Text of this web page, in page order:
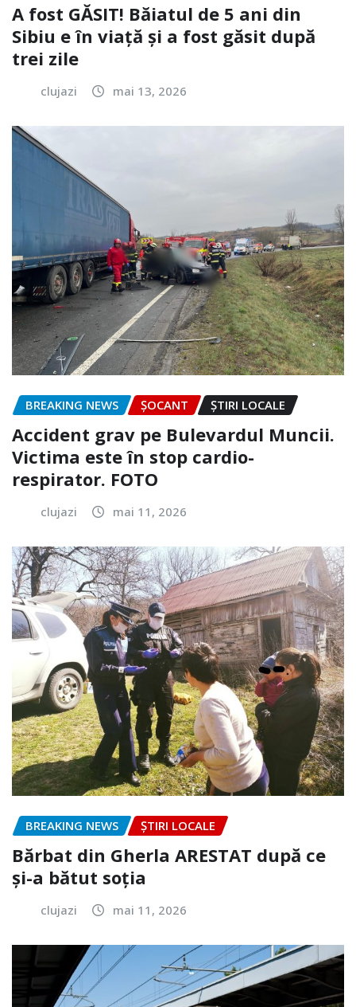
A fost GĂSIT! Băiatul de 5 ani din
Sibiu e în viață și a fost găsit după
trei zile
clujazi mai 13, 2026
BREAKING NEWS ȘOCANT ȘTIRI LOCALE
Accident grav pe Bulevardul Muncii.
Victima este în stop cardio-
respirator. FOTO
clujazi mai 11, 2026
BREAKING NEWS ȘTIRI LOCALE
Bărbat din Gherla ARESTAT după ce
și-a bătut soția
clujazi mai 11, 2026